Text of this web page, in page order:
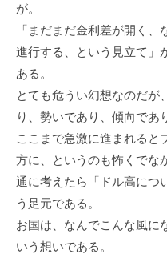
が。
「まだまだ金利差が開く
進行する、という見立て」
ある。
とても危うい幻想なのだが
り、勢いであり、傾向であ
ここまで急激に進まれると
方に、というのも怖くでな
通に考えたら「ドル高につ
う足元である。
お国は、なんでこんな風に
いう想いである。